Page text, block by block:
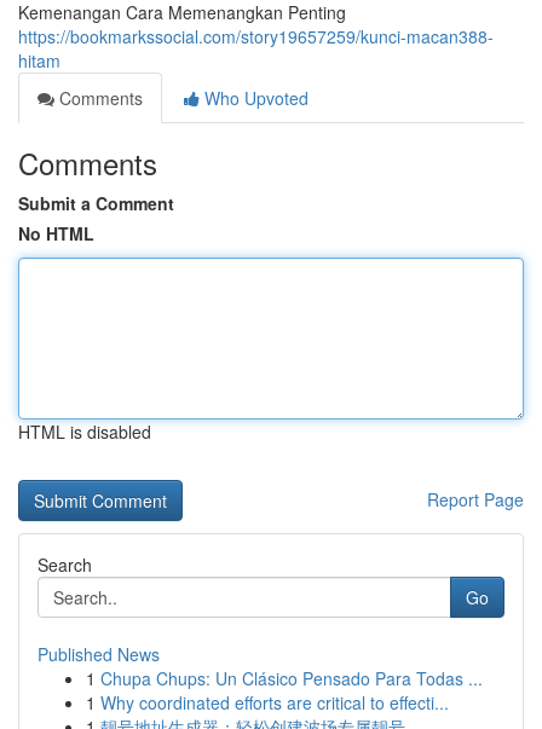
Kemenangan Cara Memenangkan Penting
https://bookmarkssocial.com/story19657259/kunci-macan388-
hitam
Comments
Who Upvoted
Comments
Submit a Comment
No HTML
HTML is disabled
Report Page
Search
Go
Published News
1 Chupa Chups: Un Clásico Pensado Para Todas ...
1 Why coordinated efforts are critical to effecti...